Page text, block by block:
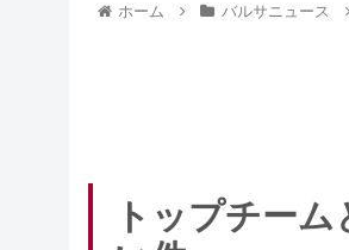
ホーム バルサニュース
トップチー